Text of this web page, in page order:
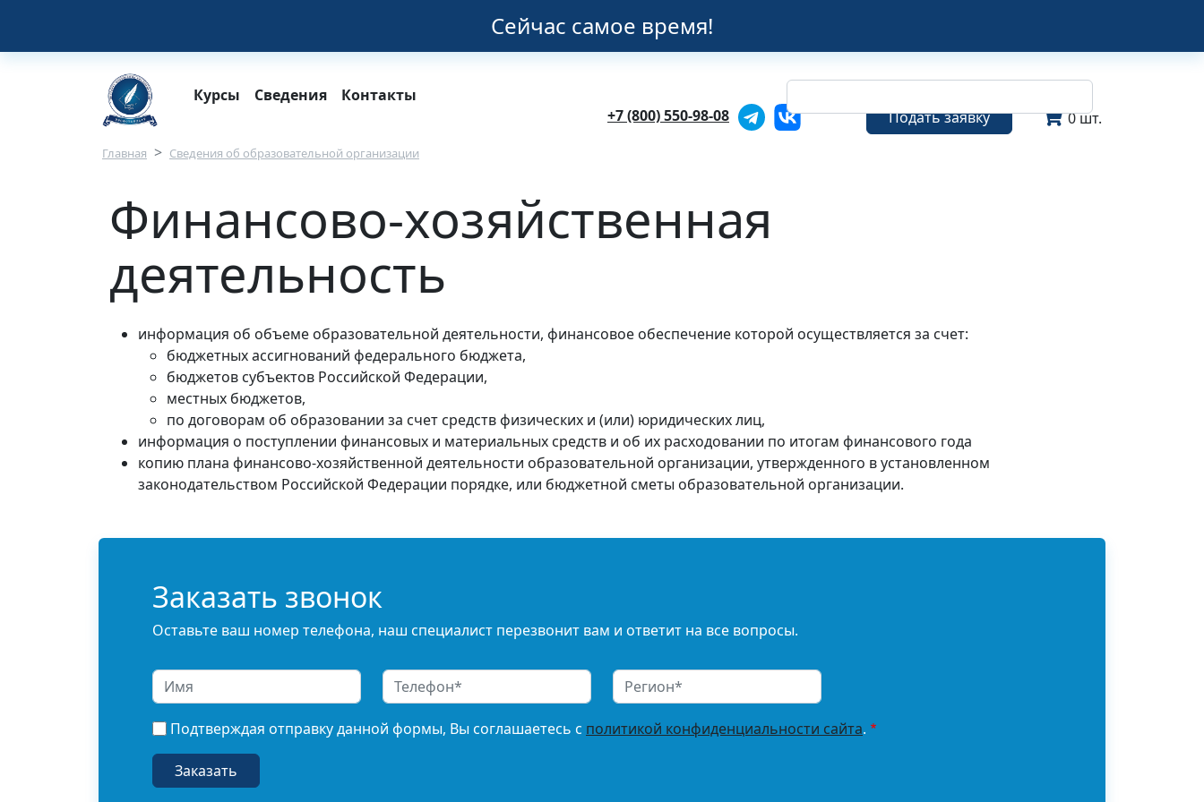
Сейчас самое время!
Main navigation
Курсы Сведения
Контакты
+7 (800) 550-98-08
Подать заявку 0 шт.
Строка навигации
Главная Сведения об образовательной организации
Финансово-хозяйственная
деятельность
информация об объеме образовательной деятельности, финансовое обеспечение которой осуществляется за счет:
бюджетных ассигнований федерального бюджета,
бюджетов субъектов Российской Федерации,
местных бюджетов,
по договорам об образовании за счет средств физических и (или) юридических лиц,
информация о поступлении финансовых и материальных средств и об их расходовании по итогам финансового года
копию плана финансово-хозяйственной деятельности образовательной организации, утвержденного в установленном
законодательством Российской Федерации порядке, или бюджетной сметы образовательной организации.
Заказать звонок
Оставьте ваш номер телефона, наш специалист перезвонит вам и ответит на все вопросы.
Подтверждая отправку данной формы, Вы соглашаетесь с политикой конфиденциальности сайта.